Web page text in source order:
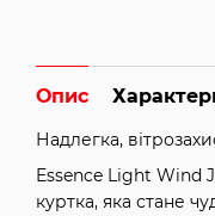
Опис
Надлегка,
Essence Light Wind
куртка, яка стане